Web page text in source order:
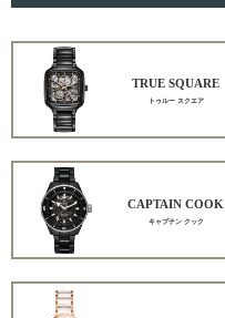
TRUE SQUARE
トゥルー スクエア
CAPTAIN COOK
キャプテン クック